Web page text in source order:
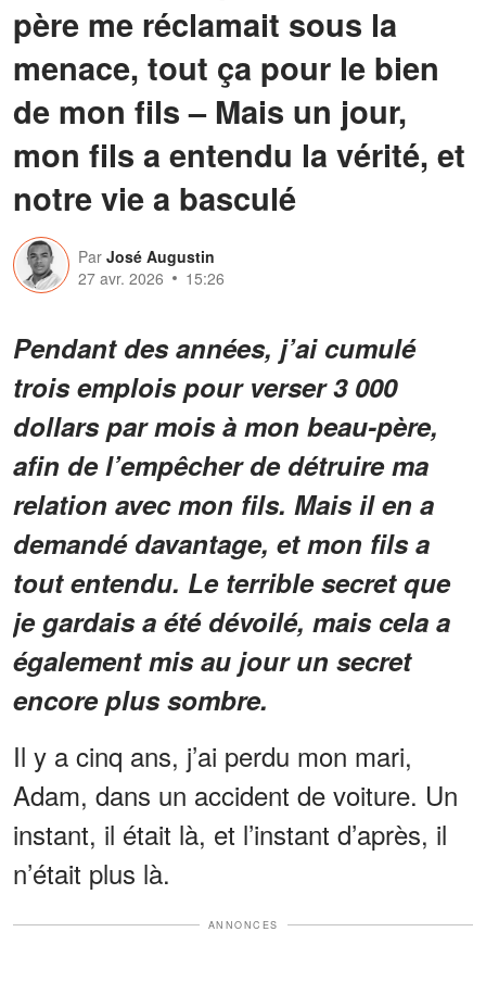
père me réclamait sous la
menace, tout ça pour le bien
de mon fils – Mais un jour,
mon fils a entendu la vérité, et
notre vie a basculé
Par José Augustin
27 avr. 2026
15:26
Pendant des années, j’ai cumulé
trois emplois pour verser 3 000
dollars par mois à mon beau-père,
afin de l’empêcher de détruire ma
relation avec mon fils. Mais il en a
demandé davantage, et mon fils a
tout entendu. Le terrible secret que
je gardais a été dévoilé, mais cela a
également mis au jour un secret
encore plus sombre.
Il y a cinq ans, j’ai perdu mon mari,
Adam, dans un accident de voiture. Un
instant, il était là, et l’instant d’après, il
n’était plus là.
ANNONCES